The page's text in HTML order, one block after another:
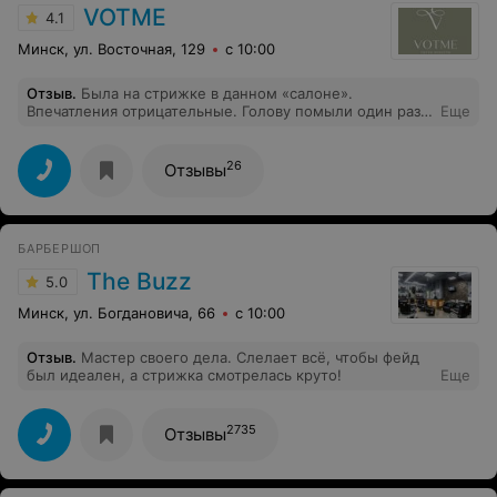
4.1 VOTME
Минск, ул. Восточная, 129 с 10:00
Отзыв. Была на стрижке в данном «салоне».
Впечатления отрицательные. Голову помыли один раз,
Но когда мастер стала расчесывать мокрые, спутанные
волосы, расческой с частыми зубьями ... Да ещё и
сверху вниз! В общем обломали мне этой расческой и
без того не сильно идеальные волосы! Уважаемая
администрация «салона»! Разъясните своему
они промакиваются полотенцем, а не выкручиваются
будто это половая тряпка. -перед расчесыванием они
немного подсушиваются феном, а потом уже
расчесываются. И уж никак не частой расческой
сверху вниз. Первый раз в жизни я ушла после
Еще
Отзывы26
БАРБЕРШОП
5.0 The Buzz
Минск, ул. Богдановича, 66 с 10:00
Отзыв. Мастер своего дела. Слелает всё, чтобы фейд
был идеален, а стрижка смотрелась круто!
Еще
Отзывы2735